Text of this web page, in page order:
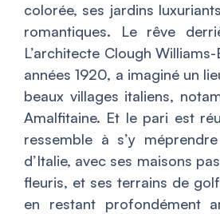
colorée, ses jardins
romantiques. Le rêve
L’architecte Clough
années 1920, a imaginé un
beaux villages italiens,
Amalfitaine. Et le pari est
ressemble à s’y
d’Italie, avec ses maisons
fleuris, et ses terrains de
en restant profondément